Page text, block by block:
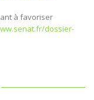
à favoriser
dossier-